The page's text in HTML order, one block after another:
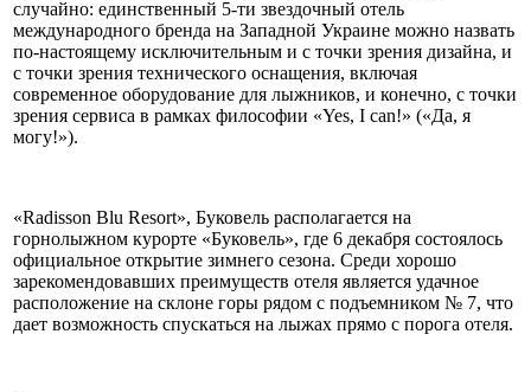
случайно: единственный 5-ти звездочный отель
международного бренда на Западной Украине можно назвать
по-настоящему исключительным и с точки зрения дизайна, и
с точки зрения технического оснащения, включая
современное оборудование для лыжников, и конечно, с точки
зрения сервиса в рамках философии «Yes, I can!» («Да, я
могу!»).
«Radisson Blu Resort», Буковель располагается на
горнолыжном курорте «Буковель», где 6 декабря состоялось
официальное открытие зимнего сезона. Среди хорошо
зарекомендовавших преимуществ отеля является удачное
расположение на склоне горы рядом с подъемником № 7, что
дает возможность спускаться на лыжах прямо с порога отеля.